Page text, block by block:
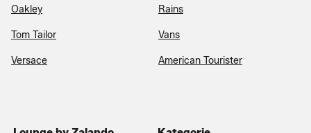
Oakley Rains
Tom Tailor Vans
Versace American Tourister